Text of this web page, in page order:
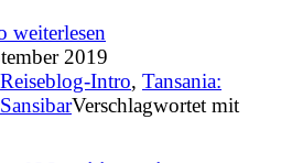
weiterlesen
2019
Reiseblog-Intro, Tansania:
Verschlagwortet mit